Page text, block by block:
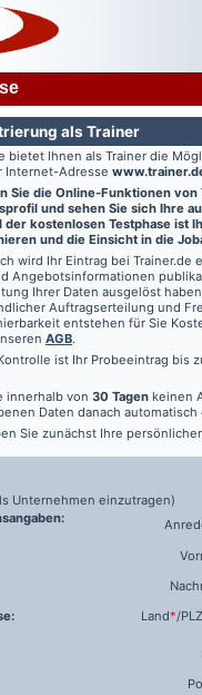
als Trainer
bietet Ihnen als Trainer die
Internet-Adresse
Sie die Online-Funktionen von
und sehen Sie sich Ihre
der kostenlosen Testphase ist
und die Einsicht in die
wird Ihr Eintrag bei Trainer.de
Angebotsinformationen
Ihrer Daten ausgelöst
Auftragserteilung und
entstehen für Sie
AGB.
ist Ihr Probeeintrag bis
innerhalb von 30 Tagen keinen
Daten danach automatisch
Sie zunächst Ihre
Unternehmen einzutragen)
Land*/PLZ